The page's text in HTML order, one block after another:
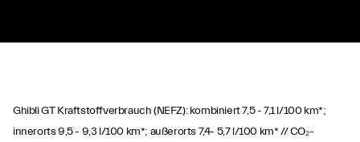
Ghibli GT Kraftstoffverbrauch (NEFZ): kombiniert 7,5 - 7,1 l/100 km*;
innerorts 9,5 - 9,3 l/100 km*; außerorts 7,4- 5,7 l/100 km* // CO₂-